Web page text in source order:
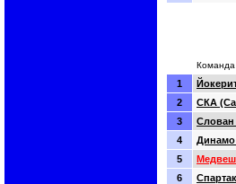
Команда
1
2
СКА
3
Слован
4
5
6